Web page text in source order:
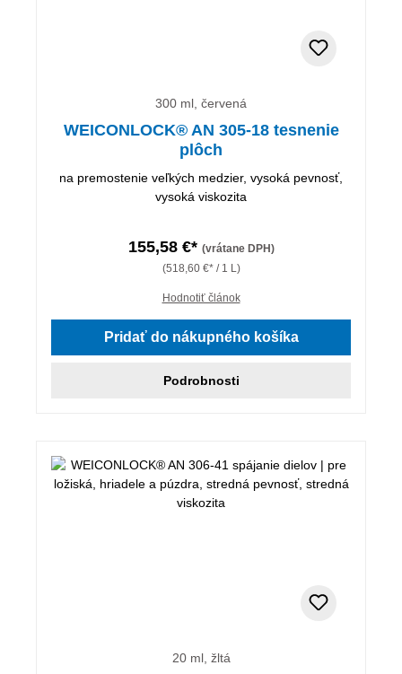
300 ml, červená
WEICONLOCK® AN 305-18 tesnenie
plôch
na premostenie veľkých medzier, vysoká pevnosť,
vysoká viskozita
155,58 €* (vrátane DPH)
(518,60 €* / 1 L)
Hodnotiť článok
Pridať do nákupného košíka
Podrobnosti
20 ml, žltá